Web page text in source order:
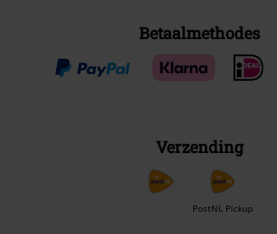
Betaalmethodes
Verzending
PostNL Pickup